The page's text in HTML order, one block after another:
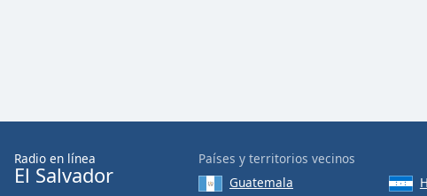
Done
Close
Radio en línea
El Salvador
Países y territorios vecinos
Guatemala